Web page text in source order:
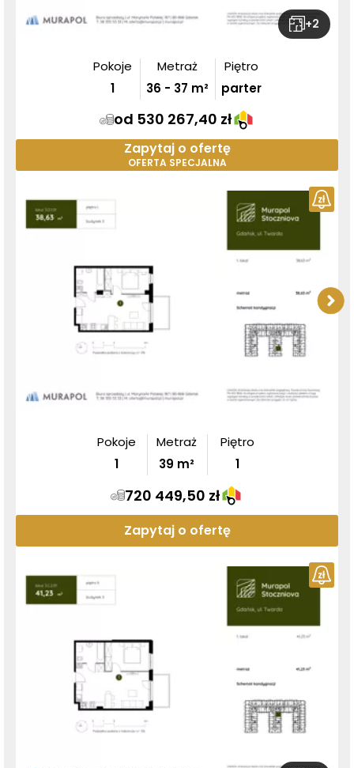
+2
Pokoje
1
Metraż
36 - 37 m²
Piętro
parter
od 530 267,40 zł
Zapytaj o ofertę
OFERTA SPECJALNA
Pokoje
1
Metraż
39 m²
Piętro
1
720 449,50 zł
Zapytaj o ofertę